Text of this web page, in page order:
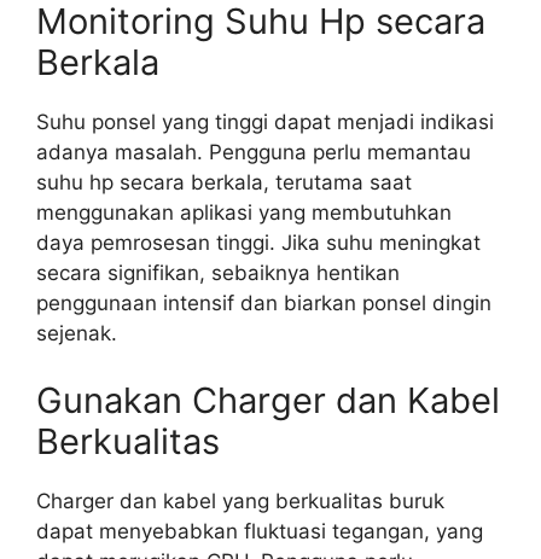
Monitoring Suhu Hp secara
Berkala
Suhu ponsel yang tinggi dapat menjadi indikasi
adanya masalah. Pengguna perlu memantau
suhu hp secara berkala, terutama saat
menggunakan aplikasi yang membutuhkan
daya pemrosesan tinggi. Jika suhu meningkat
secara signifikan, sebaiknya hentikan
penggunaan intensif dan biarkan ponsel dingin
sejenak.
Gunakan Charger dan Kabel
Berkualitas
Charger dan kabel yang berkualitas buruk
dapat menyebabkan fluktuasi tegangan, yang